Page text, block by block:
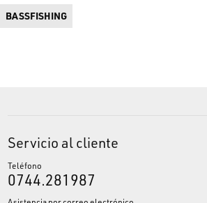
BASSFISHING
Servicio al cliente
Teléfono
0744.281987